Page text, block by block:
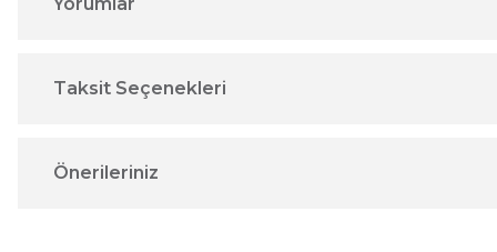
Taksit Seçenekleri
Önerileriniz